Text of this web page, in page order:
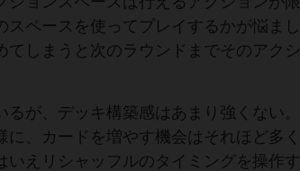
ペースを使ってプレイするかが悩まし
しまうと次のラウンドまでそのアクシ
が、デッキ構築感はあまり強くない。
、カードを増やす機会はそれほど多く
えリシャッフルのタイミングを操作す